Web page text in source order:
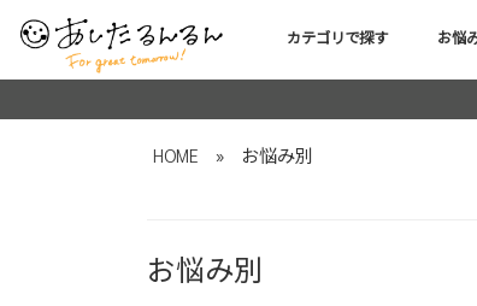
カテゴリで探す お悩
HOME » お悩み別
お悩み別